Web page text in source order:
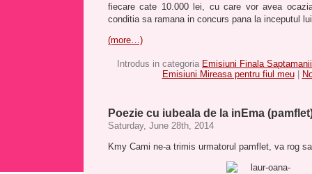
fiecare cate 10.000 lei, cu care vor avea
conditia sa ramana in concurs pana la inceputul
(more…)
Introdus in categoria Emisiuni Finala
Emisiuni Mireasa pentru fiul meu|
Poezie cu iubeala de la inEma
Saturday, June 28th, 2014
Kmy Cami ne-a trimis urmatorul pamflet, va rog